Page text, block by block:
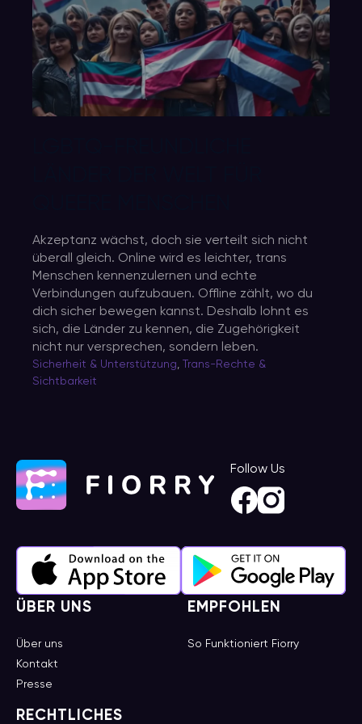
Akzeptanz wächst, doch sie verteilt sich nicht
überall gleich. Online wird es leichter, trans
Menschen kennenzulernen und echte
Verbindungen aufzubauen. Offline zählt, wo du
dich sicher bewegen kannst. Deshalb lohnt es
sich, die Länder zu kennen, die Zugehörigkeit
nicht nur versprechen, sondern leben.
Sicherheit & Unterstützung, Trans-Rechte &
Sichtbarkeit
Follow Us
ÜBER UNS
Über uns
Kontakt
Presse
EMPFOHLEN
So Funktioniert Fiorry
RECHTLICHES